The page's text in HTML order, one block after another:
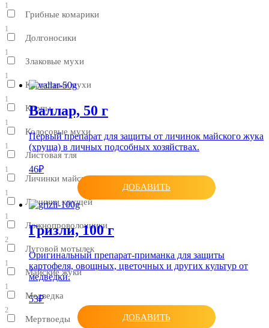
1
Грибные комарики
1
Долгоносики
1
Злаковые мухи
1
Капустные мухи
1
Клопы
1
Колосовые мухи
1
Листовая тля
1
Личинки майского жука
1
Личинки хрущей
1
Ложнопроволочники
2
Луговой мотылек
1
Майские жуки
1
Медведка
2
Мертвоеды
Валлар, 50 г
Первый препарат для защиты от личинок майского жука
(хруща) в личных подсобных хозяйствах.
46₽
ДОБАВИТЬ
Гризли, 100 г
Оригинальный препарат-приманка для защиты
картофеля, овощных, цветочных и других культур от
медведки.
53₽
ДОБАВИТЬ